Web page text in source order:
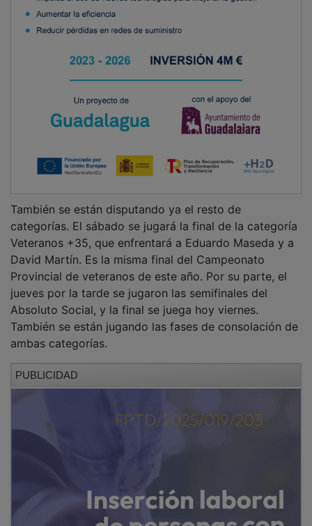
categorías. El sábado se jugará la final de la categoría
Veteranos +35, que enfrentará a Eduardo Maseda y a
David Martín. Es la misma final del Campeonato
Provincial de veteranos de este año. Por su parte, el
jueves por la tarde se jugaron las semifinales del
Absoluto Social, y la final se juega hoy viernes.
También se están jugando las fases de consolación de
ambas categorías.